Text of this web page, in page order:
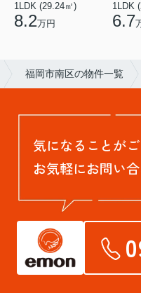
1LDK (29.24㎡)
8.2万円
1LDK
6.7
福岡市南区の物件一覧
気になることが
お気軽にお問い